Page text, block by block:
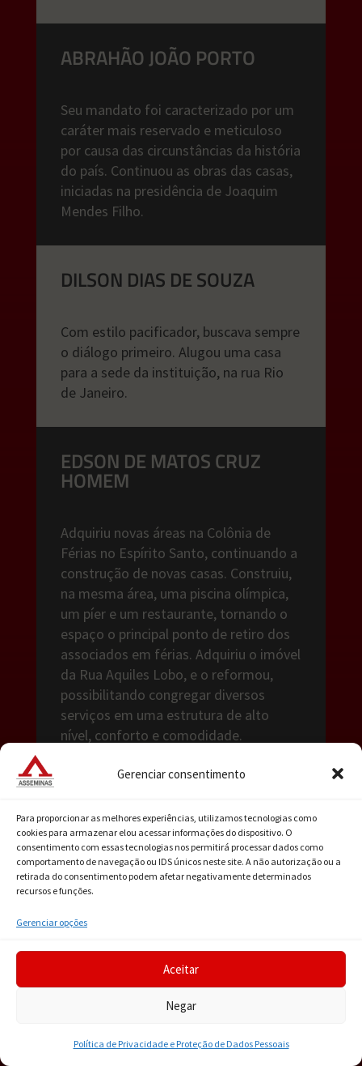
Gerenciar consentimento
Para proporcionar as melhores experiências, utilizamos tecnologias como
cookies para armazenar elou acessar informações do dispositivo. O
consentimento com essas tecnologias nos permitirá processar dados como
comportamento de navegação ou IDS únicos neste site. A não autorização ou a
retirada do consentimento podem afetar negativamente determinados
recursos e funções.
Gerenciar opções
Aceitar
Negar
Política de Privacidade e Proteção de Dados Pessoais
ABRAHÃO JOÃO PORTO
Seu mandato foi caracterizado por um
caráter mais reservado e meticuloso
por causa das circunstâncias da história
do país. Continuou as obras das casas,
iniciadas na presidência de Joaquim
Mendes Filho.
DILSON DIAS DE SOUZA
Com estilo pacificador, buscava sempre
o diálogo primeiro. Alugou uma casa
para a sede da instituição, na rua Rio
de Janeiro.
EDSON DE MATOS CRUZ
HOMEM
Adquiriu novas áreas na Colônia de
Férias no Espírito Santo, continuando a
construção de novas casas. Construiu,
na mesma área, uma piscina olímpica,
um píer e um restaurante, tornando o
espaço o principal ponto de retiro dos
associados em férias. Adquiriu o imóvel
da Rua Aquiles Lobo, e o reformou,
possibilitando congregar diversos
serviços em uma estrutura de alto
nível, conforto e comodidade.
Mudou o estatuto da entidade. Com
sua visão, as portas da Associação
foram escancaradas, possibilitando o
amadurecimento, a cooperação e a
Estado. Defendeu a partilha e a
integração, favorecendo a consciência
sobre representação e coletividade
como um dos papeis da Entidade.